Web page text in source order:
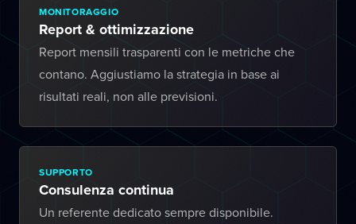
MONITORAGGIO
Report & ottimizzazione
Report mensili trasparenti con le metriche che
contano. Aggiustiamo la strategia in base ai
risultati reali, non alle previsioni.
SUPPORTO
Consulenza continua
Un referente dedicato sempre disponibile.